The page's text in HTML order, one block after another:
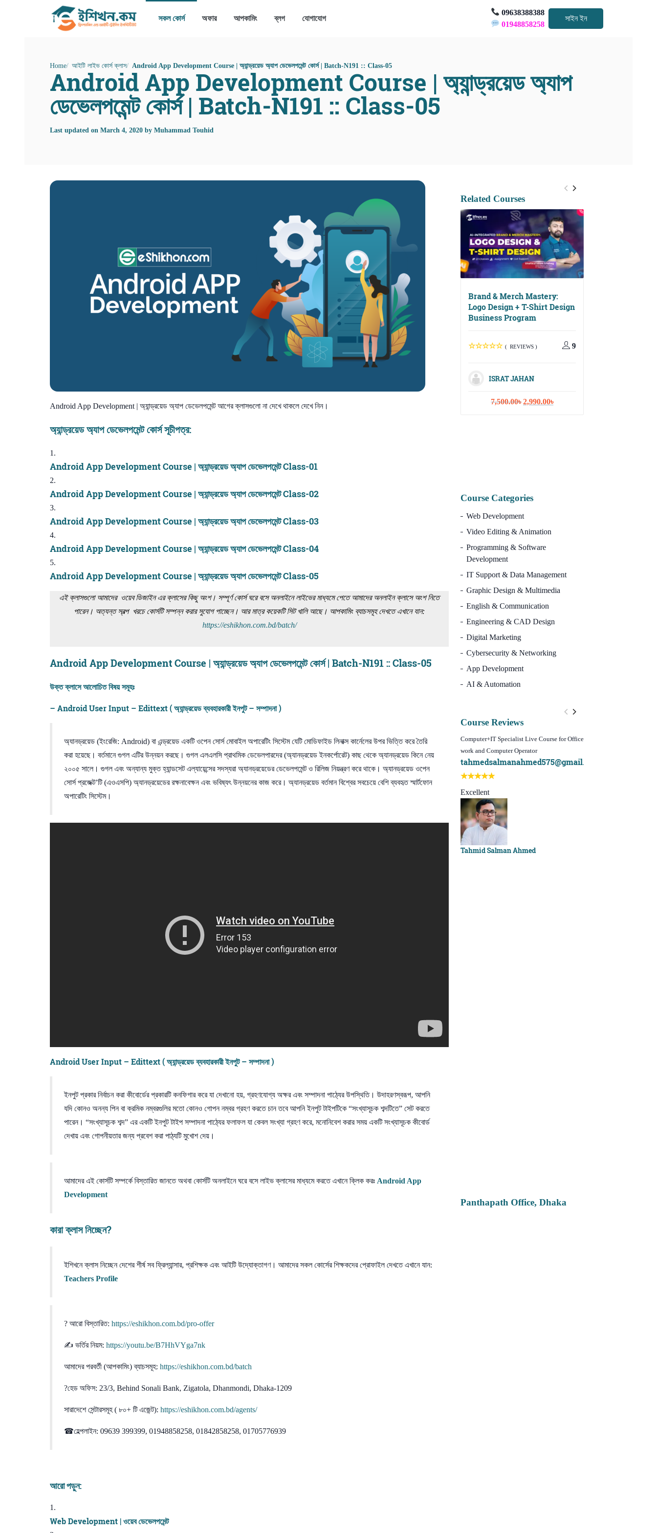
সকল কোর্স অফার আপকামিং ব্লগ যোগাযোগ
09638388388
01948858258
সাইন ইন
Home আইটি লাইভ কোর্স ক্লাস Android App Development Course | অ্যান্ড্রয়েড অ্যাপ ডেভেলপমেন্ট কোর্স | Batch-N191 :: Class-05
Android App Development Course | অ্যান্ড্রয়েড অ্যাপ
ডেভেলপমেন্ট কোর্স | Batch-N191 :: Class-05
Last updated on March 4, 2020 by Muhammad Touhid
Android App Development | অ্যান্ড্রয়েড অ্যাপ ডেভেলপমেন্ট আগের ক্লাসগুলো না দেখে থাকলে দেখে নিন।
অ্যান্ড্রয়েড অ্যাপ ডেভেলপমেন্ট কোর্স সূচীপত্র:
Android App Development Course | অ্যান্ড্রয়েড অ্যাপ ডেভেলপমেন্ট Class-01
Android App Development Course | অ্যান্ড্রয়েড অ্যাপ ডেভেলপমেন্ট Class-02
Android App Development Course | অ্যান্ড্রয়েড অ্যাপ ডেভেলপমেন্ট Class-03
Android App Development Course | অ্যান্ড্রয়েড অ্যাপ ডেভেলপমেন্ট Class-04
Android App Development Course | অ্যান্ড্রয়েড অ্যাপ ডেভেলপমেন্ট Class-05
এই ক্লাসগুলো আমাদের ওয়েব ডিজাইন এর ক্লাসের কিছু অংশ। সম্পূর্ণ কোর্স ঘরে বসে অনলাইনে লাইভের মাধ্যমে পেতে আমাদের অনলাইন ক্লাসে অংশ নিতে
পারেন। অত্যন্ত স্বল্প খরচে কোর্সটি সম্পন্ন করার সুযোগ পাচ্ছেন। আর মাত্র কয়েকটি সিট খালি আছে। আপকামিং ব্যাচসমূহ দেখতে এখানে যান:
https://eshikhon.com.bd/batch/
Android App Development Course | অ্যান্ড্রয়েড অ্যাপ ডেভেলপমেন্ট কোর্স | Batch-N191 :: Class-05
উক্ত ক্লাসে আলোচিত বিষয় সমূহঃ
– Android User Input – Edittext ( অ্যান্ড্রয়েড ব্যবহারকারী ইনপুট – সম্পাদনা )
অ্যানড্রয়েড (ইংরেজি: Android) বা এন্ড্রয়েড একটি ওপেন সোর্স মোবাইল অপারেটিং সিস্টেম যেটি মোডিফাইড লিনাক্স কার্নেলের উপর ভিত্তি করে তৈরি
করা হয়েছে। বর্তমানে গুগল এটির উন্নয়ন করছে। গুগল এলএলসি প্রাথমিক ডেভেলপারদের (অ্যানড্রয়েড ইনকর্পোরেট) কাছ থেকে অ্যানড্রয়েড কিনে নেয়
২০০৫ সালে। গুগল এবং অন্যান্য মুক্ত হ্যান্ডসেট এল্যায়েন্সের সদস্যরা অ্যানড্রয়েডের ডেভেলপমেন্ট ও রিলিজ নিয়ন্ত্রণ করে থাকে। অ্যানড্রয়েড ওপেন
সোর্স প্রজেক্ট’টি (এওএসপি) অ্যানড্রয়েডের রক্ষনাবেক্ষন এবং ভবিষ্যৎ উন্নয়নের কাজ করে। অ্যানড্রয়েড বর্তমান বিশ্বের সবচেয়ে বেশি ব্যবহৃত স্মার্টফোন
অপারেটিং সিস্টেম।
Android User Input – Edittext ( অ্যান্ড্রয়েড ব্যবহারকারী ইনপুট – সম্পাদনা )
ইনপুট প্রকার নির্বাচন করা কীবোর্ডের প্রকারটি কনফিগার করে যা দেখানো হয়, গ্রহণযোগ্য অক্ষর এবং সম্পাদনা পাঠ্যের উপস্থিতি। উদাহরণস্বরূপ, আপনি
যদি কোনও অনন্য পিন বা ক্রমিক নম্বরগুলির মতো কোনও গোপন নম্বর গ্রহণ করতে চান তবে আপনি ইনপুট টাইপটিকে “সংখ্যাসূচক শব্দটিতে” সেট করতে
পারেন। “সংখ্যাসূচক শব্দ” এর একটি ইনপুট টাইপ সম্পাদনা পাঠ্যের ফলাফল যা কেবল সংখ্যা গ্রহণ করে, মনোনিবেশ করার সময় একটি সংখ্যাসূচক কীবোর্ড
দেখায় এবং গোপনীয়তার জন্য প্রবেশ করা পাঠ্যটি মুখোশ দেয়।
আমাদের এই কোর্সটি সম্পর্কে বিস্তারিত জানতে অথবা কোর্সটি অনলাইনে ঘরে বসে লাইভ ক্লাসের মাধ্যমে করতে এখানে ক্লিক করঃ Android App
Development
কারা ক্লাস নিচ্ছেন?
ইশিখনে ক্লাস নিচ্ছেন দেশের শীর্ষ সব ফ্রিল্যান্সার, প্রশিক্ষক এবং আইটি উদ্যোক্তাগণ। আমাদের সকল কোর্সের শিক্ষকদের প্রোফাইল দেখতে এখানে যান:
Teachers Profile
? আরো বিস্তারিত: https://eshikhon.com.bd/pro-offer
✍ ভর্তির নিয়ম: https://youtu.be/B7HhVYga7nk
আমাদের পরবর্তী (আপকামিং) ব্যাচসমূহ: https://eshikhon.com.bd/batch
?হেড অফিস: 23/3, Behind Sonali Bank, Zigatola, Dhanmondi, Dhaka-1209
সারাদেশে সেন্টারসমূহ ( ৮০+ টি এজেন্ট): https://eshikhon.com.bd/agents/
☎হেল্পলাইন: 09639 399399, 01948858258, 01842858258, 01705776939
আরো পড়ুন:
Web Development | ওয়েব ডেভেলপমেন্ট
Related Courses
Brand & Merch Mastery:
Logo Design + T-Shirt Design
Business Program
( REVIEWS ) 9
ISRAT JAHAN
7,500.00৳ Original
2,990.00৳Current
Course Categories
Web Development
Video Editing & Animation
Programming & Software
Development
IT Support & Data Management
Graphic Design & Multimedia
English & Communication
Engineering & CAD Design
Digital Marketing
Cybersecurity & Networking
App Development
AI & Automation
Course Reviews
Computer+IT Specialist Live Course for Office
work and Computer Operator
tahmedsalmanahmed575@gmail.com
Excellent
Tahmid Salman Ahmed
Panthapath Office, Dhaka